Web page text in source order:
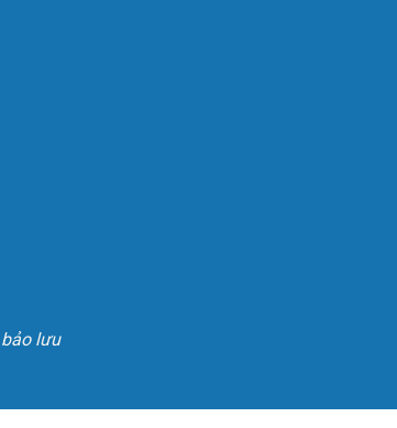
lưu